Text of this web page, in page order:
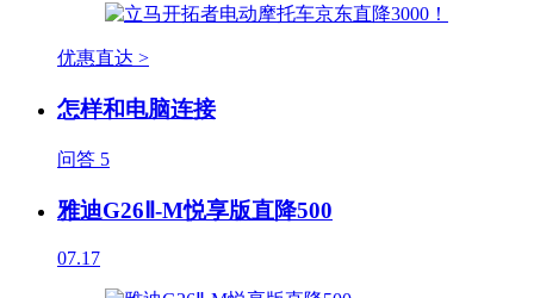
优惠直达 >
怎样和电脑连接
问答 5
雅迪G26Ⅱ-M悦享版直降500
07.17